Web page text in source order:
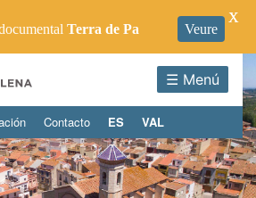
☰ Menú
Contacto ES VAL
Terra de Pa Veure
X